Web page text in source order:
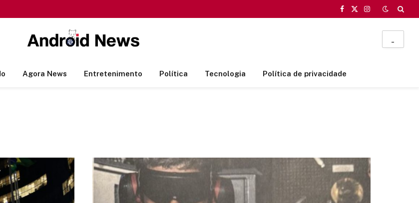
Facebook
X
Instagram
Agora News Entretenimento Política Tecnologia Política de privacidade